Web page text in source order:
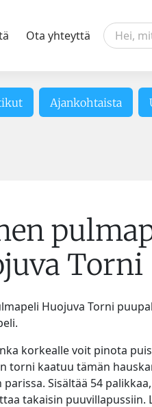
Ota yhteyttä
Ajankohtaista
Torni
Huojuva Torni
korkealle voit pinota
torni kaatuu tämän
Sisältää 54
takaisin puuvillapussiin.